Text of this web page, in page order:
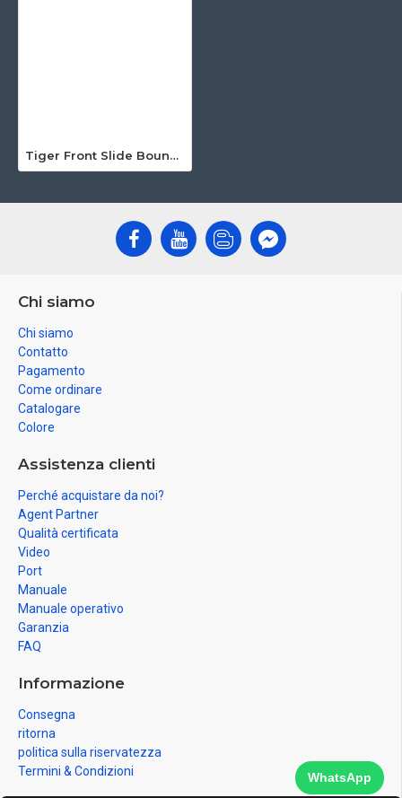
Tiger Front Slide Bouncer
Chi siamo
Chi siamo
Contatto
Pagamento
Come ordinare
Catalogare
Colore
Assistenza clienti
Perché acquistare da noi?
Agent Partner
Qualità certificata
Video
Port
Manuale
Manuale operativo
Garanzia
FAQ
Informazione
Consegna
ritorna
politica sulla riservatezza
Termini & Condizioni
WhatsApp